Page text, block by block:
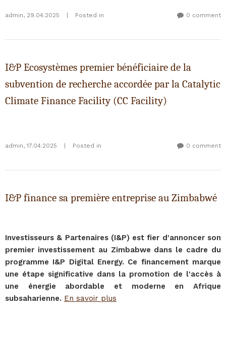
admin, 29.04.2025 Posted in 0 comment
I&P Ecosystèmes premier bénéficiaire de la
subvention de recherche accordée par la Catalytic
Climate Finance Facility (CC Facility)
admin, 17.04.2025 Posted in 0 comment
I&P finance sa première entreprise au Zimbabwé
Investisseurs & Partenaires (I&P) est fier d'annoncer son
premier investissement au Zimbabwe dans le cadre du
programme I&P Digital Energy. Ce financement marque
une étape significative dans la promotion de l'accès à
une énergie abordable et moderne en Afrique
subsaharienne. En savoir plus